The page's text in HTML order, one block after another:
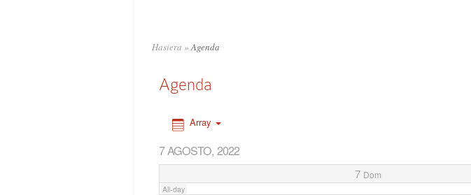
Hasiera »Agenda
Agenda
Array
7 AGOSTO, 2022
7 Dom
All-day
6:00